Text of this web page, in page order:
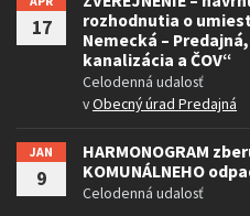
17
rozhodnutia o
Nemecká –
kanalizácia a ČOV“
Celodenná udalosť
vObecný úrad Predajná
JAN
9
HARMONOGRAM
KOMUNÁLNEHO
Celodenná udalosť